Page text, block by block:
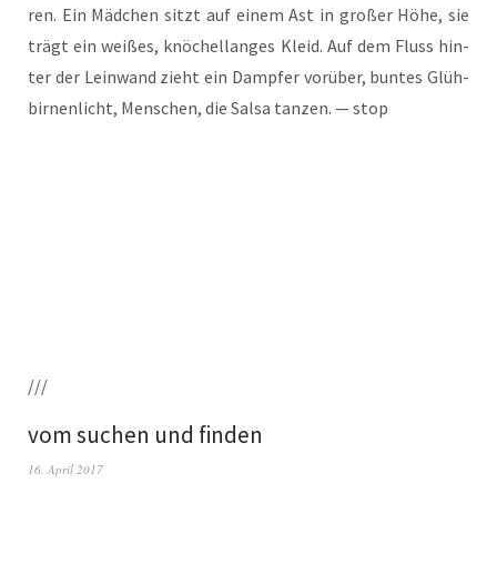
ren. Ein Mäd­chen sitzt auf einem Ast in gro­ßer Höhe, sie
trägt ein wei­ßes, knö­chel­lan­ges Kleid. Auf dem Fluss hin­
ter der Lein­wand zieht ein Damp­fer vor­über, bun­tes Glüh­
bir­nen­licht, Men­schen, die Sal­sa tan­zen. — stop
///
vom suchen und finden
16. April 2017